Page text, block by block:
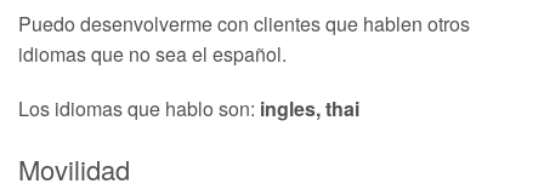
Puedo desenvolverme con clientes que hablen otros
idiomas que no sea el español.
Los idiomas que hablo son: ingles, thai
Movilidad